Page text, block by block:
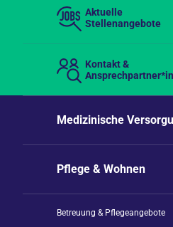
Aktuelle
Stellenangebote
Kontakt &
Medizinische
Pflege & Wohnen
Betreuung & Pflegeangebote